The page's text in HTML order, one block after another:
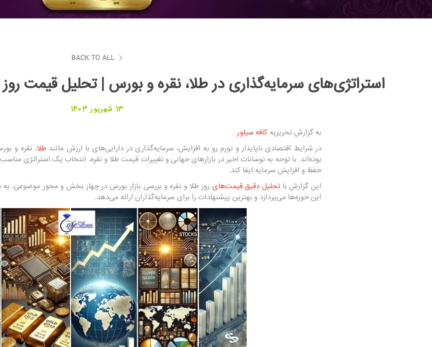
BACK TO ALL
استراتژی‌های سرمایه‌گذاری در طلا، نقره و بورس | تحلیل قیمت روز
13 شهریور 1403
به گزارش تحریریه کافه سیلور
در شرایط اقتصادی ناپایدار و تورم رو به افزایش، سرمایه‌گذاری در دارایی‌های با ارزش مانند طلا، نقره و
بوده‌اند. با توجه به نوسانات اخیر در بازارهای جهانی و تغییرات قیمت طلا و نقره، انتخاب یک استراتژی
حفظ و افزایش سرمایه ایفا کند.
این گزارش باتحلیل دقیق قیمت‌های روز طلا و نقره و بررسی بازار بورس در چهار بخش و محور موضوعی،
این حوزه‌ها می‌پردازد و بهترین پیشنهادات را برای سرمایه‌گذاران ارائه می‌دهد.